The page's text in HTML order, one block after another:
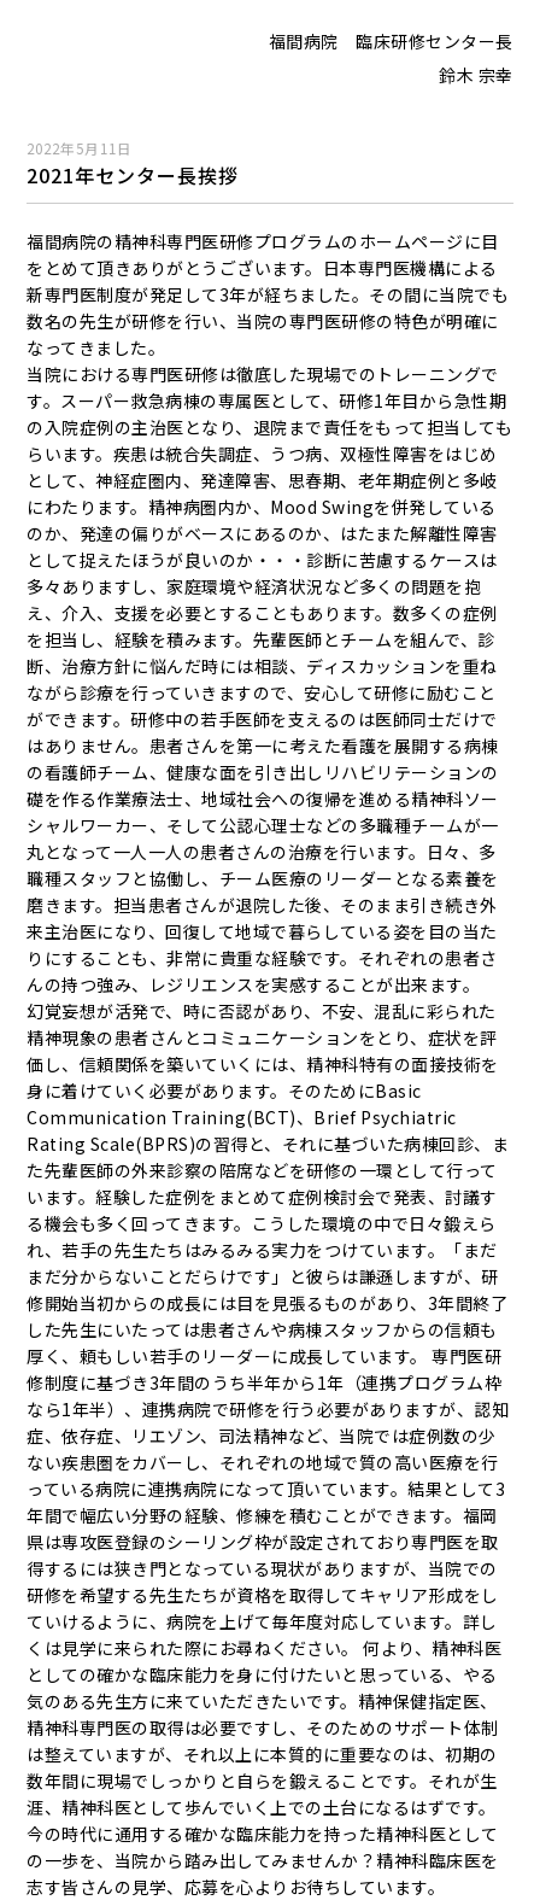
福間病院 臨床研修センター長
鈴木 宗幸
2022年5月11日
2021年センター長挨拶
福間病院の精神科専門医研修プログラムのホームページに目
をとめて頂きありがとうございます。日本専門医機構による
新専門医制度が発足して3年が経ちました。その間に当院でも
数名の先生が研修を行い、当院の専門医研修の特色が明確に
なってきました。
当院における専門医研修は徹底した現場でのトレーニングで
す。スーパー救急病棟の専属医として、研修1年目から急性期
の入院症例の主治医となり、退院まで責任をもって担当しても
らいます。疾患は統合失調症、うつ病、双極性障害をはじめ
として、神経症圏内、発達障害、思春期、老年期症例と多岐
にわたります。精神病圏内か、Mood Swingを併発している
のか、発達の偏りがベースにあるのか、はたまた解離性障害
として捉えたほうが良いのか・・・診断に苦慮するケースは
多々ありますし、家庭環境や経済状況など多くの問題を抱
え、介入、支援を必要とすることもあります。数多くの症例
を担当し、経験を積みます。先輩医師とチームを組んで、診
断、治療方針に悩んだ時には相談、ディスカッションを重ね
ながら診療を行っていきますので、安心して研修に励むこと
ができます。研修中の若手医師を支えるのは医師同士だけで
はありません。患者さんを第一に考えた看護を展開する病棟
の看護師チーム、健康な面を引き出しリハビリテーションの
礎を作る作業療法士、地域社会への復帰を進める精神科ソー
シャルワーカー、そして公認心理士などの多職種チームが一
丸となって一人一人の患者さんの治療を行います。日々、多
職種スタッフと協働し、チーム医療のリーダーとなる素養を
磨きます。担当患者さんが退院した後、そのまま引き続き外
来主治医になり、回復して地域で暮らしている姿を目の当た
りにすることも、非常に貴重な経験です。それぞれの患者さ
んの持つ強み、レジリエンスを実感することが出来ます。
幻覚妄想が活発で、時に否認があり、不安、混乱に彩られた
精神現象の患者さんとコミュニケーションをとり、症状を評
価し、信頼関係を築いていくには、精神科特有の面接技術を
身に着けていく必要があります。そのためにBasic
Communication Training(BCT)、Brief Psychiatric
Rating Scale(BPRS)の習得と、それに基づいた病棟回診、ま
た先輩医師の外来診察の陪席などを研修の一環として行って
います。経験した症例をまとめて症例検討会で発表、討議す
る機会も多く回ってきます。こうした環境の中で日々鍛えら
れ、若手の先生たちはみるみる実力をつけています。「まだ
まだ分からないことだらけです」と彼らは謙遜しますが、研
修開始当初からの成長には目を見張るものがあり、3年間終了
した先生にいたっては患者さんや病棟スタッフからの信頼も
厚く、頼もしい若手のリーダーに成長しています。 専門医研
修制度に基づき3年間のうち半年から1年（連携プログラム枠
なら1年半）、連携病院で研修を行う必要がありますが、認知
症、依存症、リエゾン、司法精神など、当院では症例数の少
ない疾患圏をカバーし、それぞれの地域で質の高い医療を行
っている病院に連携病院になって頂いています。結果として3
年間で幅広い分野の経験、修練を積むことができます。福岡
県は専攻医登録のシーリング枠が設定されており専門医を取
得するには狭き門となっている現状がありますが、当院での
研修を希望する先生たちが資格を取得してキャリア形成をし
ていけるように、病院を上げて毎年度対応しています。詳し
くは見学に来られた際にお尋ねください。 何より、精神科医
としての確かな臨床能力を身に付けたいと思っている、やる
気のある先生方に来ていただきたいです。精神保健指定医、
精神科専門医の取得は必要ですし、そのためのサポート体制
は整えていますが、それ以上に本質的に重要なのは、初期の
数年間に現場でしっかりと自らを鍛えることです。それが生
涯、精神科医として歩んでいく上での土台になるはずです。
今の時代に通用する確かな臨床能力を持った精神科医として
の一歩を、当院から踏み出してみませんか？精神科臨床医を
志す皆さんの見学、応募を心よりお待ちしています。